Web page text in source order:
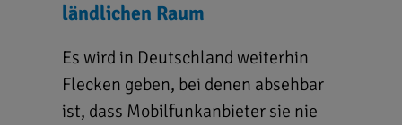
ländlichen Raum
Es wird in Deutschland weiterhin
Flecken geben, bei denen absehbar
ist, dass Mobilfunkanbieter sie nie